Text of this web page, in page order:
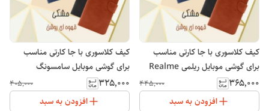
کیف کلاسوری با جا کارتی مناسب
برای گوشی موبایل ریلمی Realme
C53
۳۶۵٬۰۰۰ ۴۴۵٬۰۰۰
افزودن به سبد
کیف کلاسوری با جا کارتی مناسب
برای گوشی موبایل سامسونگ
Galaxy A21S
۳۲۵٬۰۰۰ ۴۰۵٬۰۰۰
افزودن به سبد